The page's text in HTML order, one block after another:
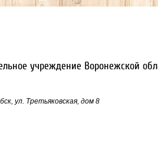
учреждение Воронежской
ул. Третьяковская, дом 8